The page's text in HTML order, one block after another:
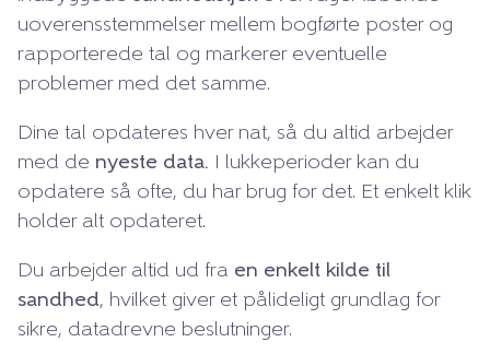
uoverensstemmelser mellem bogførte poster og
rapporterede tal og markerer eventuelle
problemer med det samme.
Dine tal opdateres hver nat, så du altid arbejder
med de nyeste data. I lukkeperioder kan du
opdatere så ofte, du har brug for det. Et enkelt klik
holder alt opdateret.
Du arbejder altid ud fra en enkelt kilde til
sandhed, hvilket giver et pålideligt grundlag for
sikre, datadrevne beslutninger.